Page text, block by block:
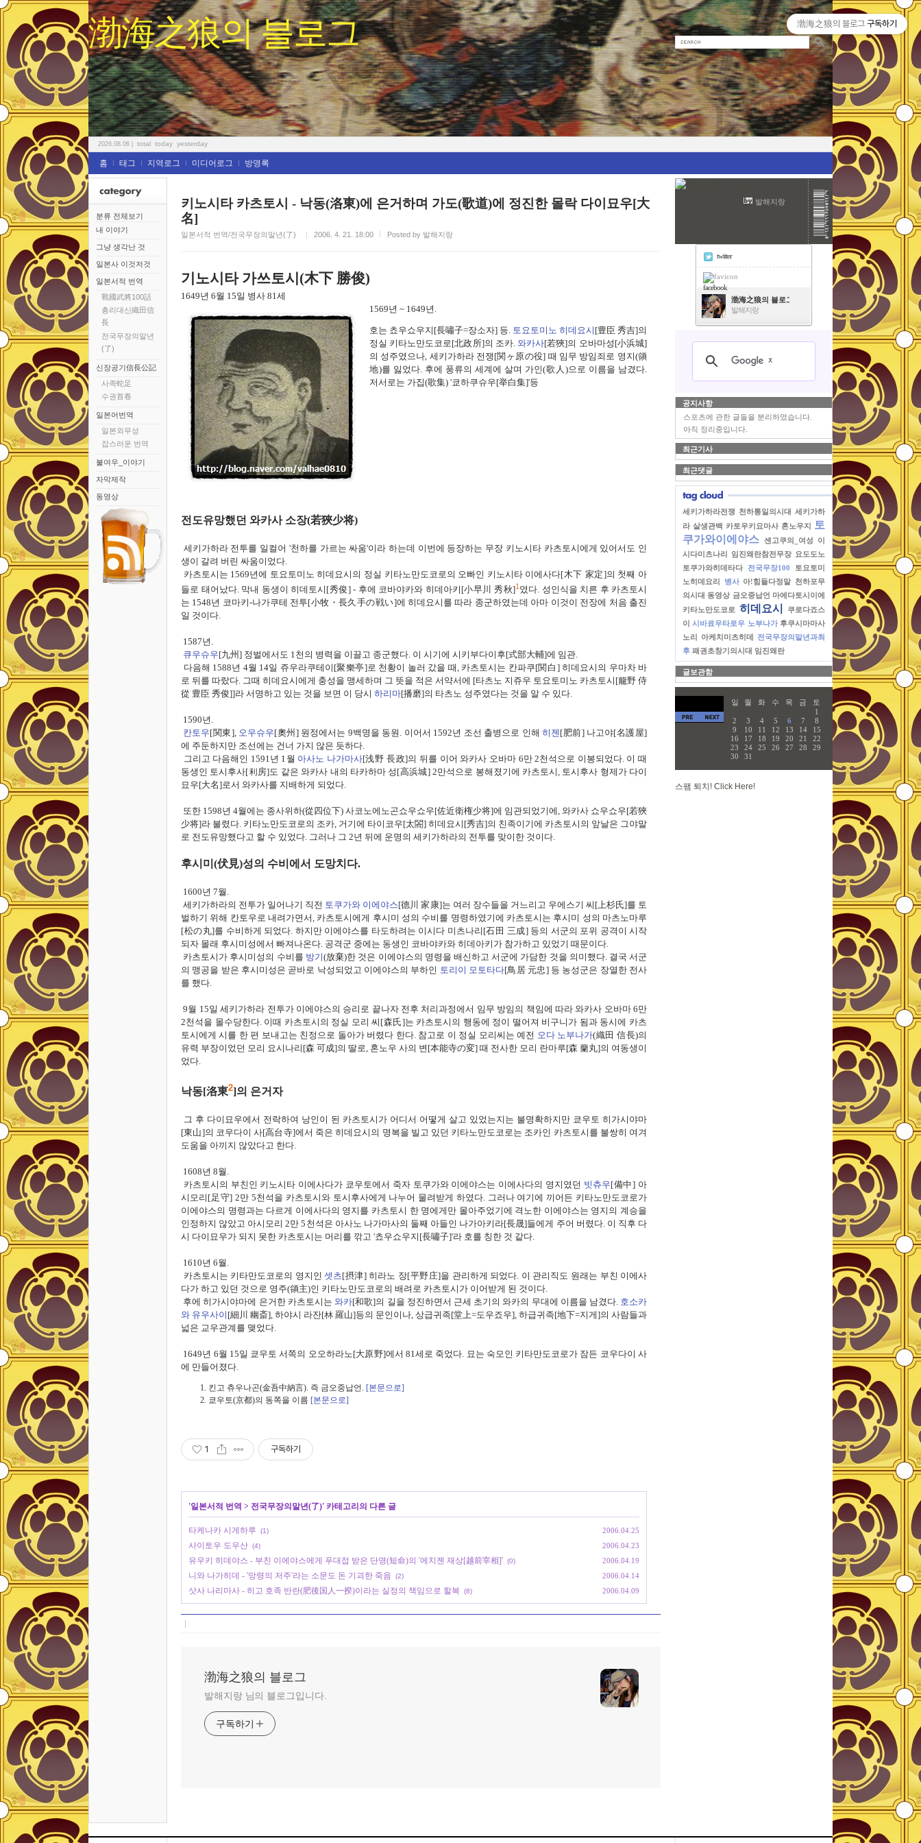
渤海之狼의 블로그
2026.08.06 total today yesterday
홈 태그 지역로그 미디어로그 방명록
분류 전체보기
내 이야기
그냥 생각난 것
일본사 이것저것
일본서적 번역
戰國武將100話
총리대신織田信
長
전국무장의말년
(了)
신장공기信長公記
사족蛇足
수권首卷
일본어번역
일본외무성
잡스러운 번역
불여우_이야기
자막제작
동영상
키노시타 카츠토시 - 낙동(洛東)에 은거하며 가도(歌道)에 정진한 몰락 다이묘우[大
名]
일본서적 번역/전국무장의말년(了) 2006. 4. 21. 18:00 Posted by 발해지랑
기노시타 가쓰토시 (木下 勝俊)
1649년 6월 15일 병사 81세
1569년 ~ 1649년 .
호는 쵸우쇼우지 [長嘯子=장소자] 등. 토요토미노 히데요시 [豊臣 秀吉]의
정실 키타노만도코로[北政所]의 조카. 와카사[若狹]의 오바마성[小浜城]
의 성주였으나, 세키가하라전쟁[関ヶ原の役] 때 임무 방임죄로 영지(領
地)를 잃었다. 후에 풍류의 세계에 살며 가인(歌人 )으로 이름을 남겼다.
저서로는 가집(歌集) '쿄하쿠슈우[举白集]'등
전도유망했던 와카사 소장(若狹少将)
세키가하라 전투를 일컬어 '천하를 가르는 싸움'이라 하는데 이번에 등장하는 무장 키노시타 카츠토시에게 있어서도 인
생이 갈려 버린 싸움이었다.
카츠토시는 1569년에 토요토미노 히데요시의 정실 키타노만도코로의 오빠인 키노시타 이에사다[木下 家定]의 첫째 아
들로 태어났다. 막내 동생이 히데토시 [秀俊]- 후에 코바야카와 히데아키 [小早川 秀秋]1 였다. 성인식을 치른 후 카츠토시
는 1548년 코마키-나가쿠테 전투[小牧・長久手の戦い]에 히데요시를 따라 종군하였는데 아마 이것이 전장에 처음 출진
일 것이다.
1587년.
큐우슈우[九州] 정벌에서도 1천의 병력을 이끌고 종군했다. 이 시기에 시키부다이후[式部大輔]에 임관.
다음해 1588년 4월 14일 쥬우라쿠테이 [聚樂亭]로 천황이 놀러 갔을 때, 카츠토시는 칸파쿠[関白] 히데요시의 우마차 바
로 뒤를 따랐다. 그때 히데요시에게 충성을 맹세하며 그 뜻을 적은 서약서에 [타츠노 지쥬우 토요토미노 카츠토시 [龍野 侍
從 豊臣 秀俊]]라 서명하고 있는 것을 보면 이 당시 하리마[播磨]의 타츠노 성주였다는 것을 알 수 있다.
1590년.
칸토우[関東], 오우슈우[奧州] 원정에서는 9백명을 동원 . 이어서 1592년 조선 출병으로 인해히젠 [肥前] 나고야[名護屋]
에 주둔하지만 조선에는 건너 가지 않은 듯하다.
그리고 다음해인 1591년 1 월 아사노 나가마사[浅野 長政]의 뒤를 이어 와카사 오바마6만2천석으로 이봉되었다. 이 때
동생인 토시후사[利房]도 같은 와카사 내의 타카하마 성[高浜城]2만석으로 봉해졌기에 카츠토시, 토시후사 형제가 다이
묘우[大名]로서 와카사를 지배하게 되었다.
또한 1598년 4월에는 종사위하(從四位下) 사코노에노곤쇼우쇼우[佐近衛権少将]에 임관되었기에, 와카사 쇼우쇼우[若狹
少将]라 불렸다. 키타노만도코로의 조카, 거기에 타이코우[太閤] 히데요시 [秀吉]의 친족이기에 카츠토시의 앞날은 그야말
로 전도유망했다고 할 수 있었다. 그러나 그 2년 뒤에 운명의 세키가하라의 전투를 맞이한 것이다.
후시미 (伏見)성의 수비에서 도망치다.
1600년 7월.
세키가하라의 전투가 일어나기 직전 토쿠가와 이에야스[德川 家康]는 여러 장수들을 거느리고 우에스기 씨 [上杉氏]를 토
벌하기 위해 칸토우로 내려가면서, 카츠토시에게 후시미 성의 수비를 명령하였기에 카츠토시는 후시미 성의 마츠노마루
[松の丸]를 수비하게 되었다. 하지만 이에야스를 타도하려는 이시다 미츠나리 [石田 三成] 등의 서군의 포위 공격이 시작
되자 몰래 후시미성에서 빠져나온다. 공격군 중에는 동생인 코바야카와 히데아키가 참가하고 있었기 때문이다.
카츠토시가 후시미성의 수비를 방기(放棄)한 것은 이에야스의 명령을 배신하고 서군에 가담한 것을 의미했다. 결국 서군
의 맹공을 받은 후시미성은 곧바로 낙성되었고 이에야스의 부하인 토리이 모토타다[鳥居 元忠] 등 농성군은 장열한 전사
를 했다.
9월 15일 세키가하라 전투가 이에야스의 승리로 끝나자 전후 처리과정에서 임무 방임의 책임에 따라 와카사 오바마6만
2천석을 몰수당한다. 이때 카츠토시의 정실 모리 씨[森氏]는 카츠토시의 행동에 정이 떨어져 비구니가 됨과 동시에 카츠
토시에게 시를 한 편 보내고는 친정으로 돌아가 버렸다 한다. 참고로 이 정실 모리씨는 예전 오다 노부나가(織田 信長)의
유력 부장이었던 모리 요시나리[森 可成]의 딸로, 혼노우 사의 변[本能寺の変] 때 전사한 모리 란마루[森 蘭丸]의 여동생이
었다.
낙동[洛東2]의 은거자
그 후 다이묘우에서 전락하여 낭인이 된 카츠토시가 어디서 어떻게 살고 있었는지는 불명확하지만 쿄우토 히가시야마
[東山]의 코우다이 사[高台寺]에서 죽은 히데요시의 명복을 빌고 있던 키타노만도코로는 조카인 카츠토시를 불쌍히 여겨
도움을 아끼지 않았다고 한다
1608년 8월.
카츠토시의 부친인 키노시타 이에사다가 쿄우토에서 죽자토쿠가와 이에야스는 이에사다의 영지였던 빗츄우[備中] 아
시모리 [ 足守] 2만 5천석을 카츠토시와 토시후사에게 나누어 물려받게 하였다. 그러나 여기에 끼어든 키타노만도코로가
이에야스의 명령과는 다르게 이에사다의 영지를 카츠토시 한 명에게만 몰아주었기에 격노한 이에야스는 영지의 계승을
인정하지 않았고 아시모리 2만 5 천석은 아사노 나가마사의 둘째 아들인 나가아키라[長晟]들에게 주어 버렸다. 이 직후 다
시 다이묘우가 되지 못한 카츠토시는 머리를 깎고 '쵸우쇼우지 [長嘯子]'라 호를 칭한 것 같다
1610년 6월.
카츠토시는 키타만도코로의 영지인셋츠[摂津] 히라노 장[平野庄]을 관리하게 되었다 이 관리직도 원래는 부친 이에사
다가 하고 있던 것으로 영주(領主)인 키타노만도코로의 배려로 카츠토시가 이어받게 된 것이다
후에 히가시야마에 은거한 카츠토시는 와카[和歌]의 길을 정진하면서 근세 초기의 와카의 무대에 이름을 남겼다. 호소카
와 유우사이 [細川 幽斎] 하야시 라잔[林 羅山]등의 문인이나 상급귀족[堂上=도우죠우] 하급귀족[地下=지게]의 사람들과
넓은 교우관계를 맺었다
1649년 6월 15일 쿄우토 서쪽의 오오하라노 [大原野]에서 81세로 죽었다 묘는 숙모인 키타만도코로가 잠든 코우다이 사
에 만들어졌다
킨고 츄우나곤(金吾中納言). 즉 금오중납언. [본문으로]
쿄우토(京都)의 동쪽을 이름 [본문으로]
1 구독하기
'일본서적 번역 > 전국무장의말년(了)' 카테고리의 다른 글
타케나카 시게하루 (1) 2006.04.25
사이토우 도우산 (4) 2006.04.23
유우키 히데야스 - 부친 이에야스에게 푸대접 받은 단명(短命)의 '에치젠 재상[越前宰相]' (0) 2006.04.19
니와 나가히데 - '망령의 저주'라는 소문도 돈 기괴한 죽음 (2) 2006.04.14
삿사 나리마사 - 히고 호족 반란(肥後国人一揆)이라는 실정의 책임으로 할복 (8) 2006.04.09
渤海之狼의 블로그
발해지랑 님의 블로그입니다.
구독하기
발해지랑
twitter
facebook
渤海之狼의 블로그
발해지랑
공지사항
스포츠에 관한 글들을 분리하였습니다.
아직 정리중입니다.
최근기사
최근댓글
세키가하라전쟁 천하통일의시대 세키가하
라 살생관백 카토우키요마사 혼노우지
토
쿠가와이에야스 센고쿠의_여성
이
시다미츠나리 임진왜란참전무장 요도도노
토쿠가와히데타다
전국무장100
토요토미
노히데요리
병사 아!힘들다정말 천하포무
의시대 동영상 금오중납언 마에다토시이에
키타노만도코로 히데요시
쿠로다죠스
이 시바료우타로우 노부나가 후쿠시마마사
노리 아케치미츠히데 전국무장의말년과최
후 패권초창기의시대 임진왜란
글보관함
일 월 화 수 목 금
토
1
2
3 4 5 6 7
8
9
10 11 12 13 14
15
16
17 18 19 20 21
22
23
24 25 26 27 28
29
30
31
스팸 퇴치! Click Here!
渤海之狼의 블로그 구독하기